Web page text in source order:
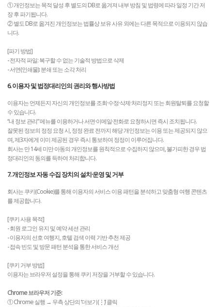
① 개인정보는 목적 달성 후 별도의 DB로 옮겨져 내부 방침 및 법령에 따라 일정 기간 저
장 후 파기됩니다.
② 별도 DB로 옮겨진 개인정보는 법률상 보유 사유 외에는 다른 목적으로 이용되지 않습
니다.
[파기 방법]
- 전자적 파일: 복구할 수 없는 기술적 방법으로 삭제
- 서면(인쇄물): 분쇄 또는 소각 처리
6. 이용자 및 법정대리인의 권리와 행사방법
이용자는 언제든지 자신의 개인정보를 조회·수정·삭제·처리정지 또는 회원탈퇴를 요청할
수 있습니다.
“내 정보 관리” 메뉴를 이용하거나 서면·이메일·전화로 요청하시면 즉시 조치됩니다.
잘못된 정보의 정정 요청 시, 정정 완료 전까지 해당 개인정보는 이용 또는 제공되지 않으
며, 제3자에게 이미 제공된 경우 즉시 통보하여 정정이 이루어집니다.
회사는 만 14세 미만 아동의 개인정보를 원칙적으로 수집하지 않으며, 불가피한 경우 법
정대리인의 동의를 득하여 처리합니다.
7. 개인정보 자동 수집 장치의 설치·운영 및 거부
회사는 쿠키(Cookie)를 통해 이용자의 서비스 이용 패턴을 분석하고 맞춤형 여행 콘텐츠
를 제공합니다.
[쿠키 사용 목적]
- 회원 로그인 유지 및 예약 세션 관리
- 이용자의 선호 여행지, 호텔 검색 이력 기반 추천 제공
- 접속 빈도 및 방문 패턴 분석을 통한 서비스 개선
[쿠키 거부 방법]
이용자는 브라우저 설정을 통해 쿠키 저장을 거부할 수 있습니다.
Chrome 브라우저 기준:
① Chrome 실행 → 우측 상단의 ‘더보기(⋮)’ 클릭